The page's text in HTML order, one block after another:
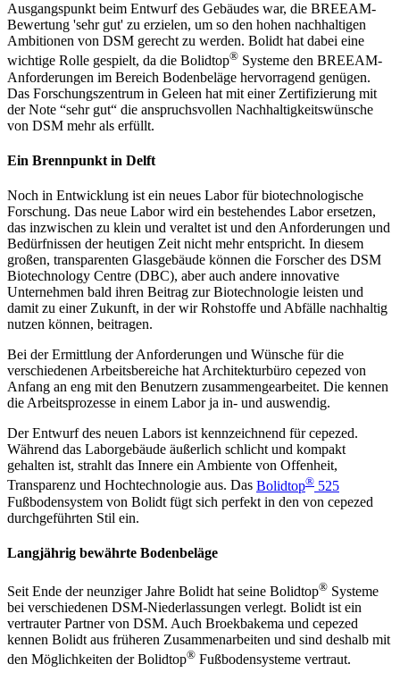
Ausgangspunkt beim Entwurf des Gebäudes war, die BREEAM-
Bewertung 'sehr gut' zu erzielen, um so den hohen nachhaltigen
Ambitionen von DSM gerecht zu werden. Bolidt hat dabei eine
wichtige Rolle gespielt, da die Bolidtop® Systeme den BREEAM-
Anforderungen im Bereich Bodenbeläge hervorragend genügen.
Das Forschungszentrum in Geleen hat mit einer Zertifizierung mit
der Note “sehr gut“ die anspruchsvollen Nachhaltigkeitswünsche
von DSM mehr als erfüllt.
Ein Brennpunkt in Delft
Noch in Entwicklung ist ein neues Labor für biotechnologische
Forschung. Das neue Labor wird ein bestehendes Labor ersetzen,
das inzwischen zu klein und veraltet ist und den Anforderungen und
Bedürfnissen der heutigen Zeit nicht mehr entspricht. In diesem
großen, transparenten Glasgebäude können die Forscher des DSM
Biotechnology Centre (DBC), aber auch andere innovative
Unternehmen bald ihren Beitrag zur Biotechnologie leisten und
damit zu einer Zukunft, in der wir Rohstoffe und Abfälle nachhaltig
nutzen können, beitragen.
Bei der Ermittlung der Anforderungen und Wünsche für die
verschiedenen Arbeitsbereiche hat Architekturbüro cepezed von
Anfang an eng mit den Benutzern zusammengearbeitet. Die kennen
die Arbeitsprozesse in einem Labor ja in- und auswendig.
Der Entwurf des neuen Labors ist kennzeichnend für cepezed.
Während das Laborgebäude äußerlich schlicht und kompakt
gehalten ist, strahlt das Innere ein Ambiente von Offenheit,
Transparenz und Hochtechnologie aus. Das Bolidtop® 525
Fußbodensystem von Bolidt fügt sich perfekt in den von cepezed
durchgeführten Stil ein.
Langjährig bewährte Bodenbeläge
Seit Ende der neunziger Jahre Bolidt hat seine Bolidtop® Systeme
bei verschiedenen DSM-Niederlassungen verlegt. Bolidt ist ein
vertrauter Partner von DSM. Auch Broekbakema und cepezed
kennen Bolidt aus früheren Zusammenarbeiten und sind deshalb mit
den Möglichkeiten der Bolidtop® Fußbodensysteme vertraut.